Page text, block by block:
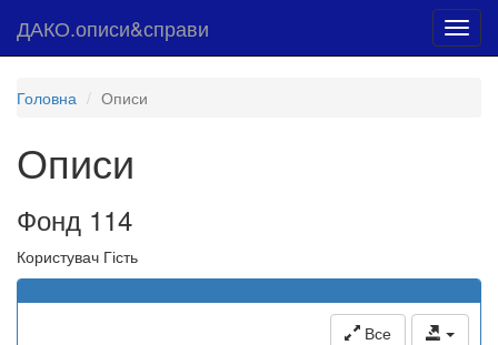
ДАКО.описи&справи
Головна Описи
Описи
Фонд 114
Користувач Гість
Все